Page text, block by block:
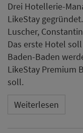
Drei Hotellerie-
LikeStay
Luscher,
Das erste Hotel
Baden-Baden
LikeStay Premium
soll.
Weiterlesen